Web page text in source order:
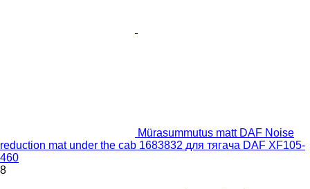
Mürasummutus matt DAF Noise
reduction mat under the cab 1683832 для тягача DAF XF105-
460
8